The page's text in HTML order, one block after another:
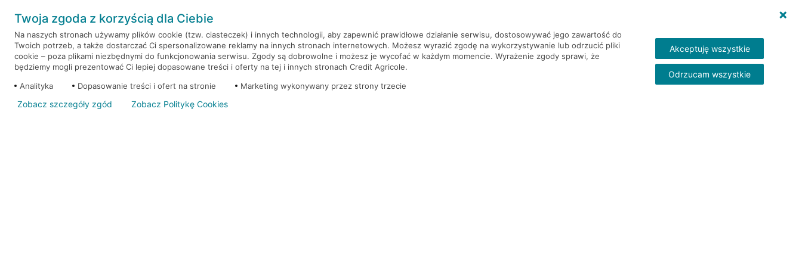
RRSO: 9,6%
WEŹ KREDYT NOTA PRAWNA
Twoja zgoda z korzyścią dla Ciebie
Na naszych stronach używamy plików cookie (tzw. ciasteczek) i innych technologii, aby zapewnić prawidłowe działanie serwisu, dostosowywać jego zawartość do
Twoich potrzeb, a także dostarczać Ci spersonalizowane reklamy na innych stronach internetowych. Możesz wyrazić zgodę na wykorzystywanie lub odrzucić pliki
cookie – poza plikami niezbędnymi do funkcjonowania serwisu. Zgody są dobrowolne i możesz je wycofać w każdym momencie. Wyrażenie zgody sprawi, że
będziemy mogli prezentować Ci lepiej dopasowane treści i oferty na tej i innych stronach Credit Agricole.
Analityka
Dopasowanie treści i ofert na stronie Marketing wykonywany przez strony trzecie
Akceptuję wszystkie
Odrzucam wszystkie
Zobacz szczegóły zgód Zobacz Politykę Cookies